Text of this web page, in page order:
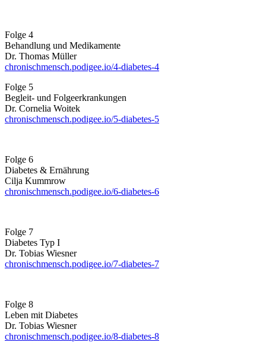
Folge 4
Behandlung und Medikamente
Dr. Thomas Müller
chronischmensch.podigee.io/4-diabetes-4
Folge 5
Begleit- und Folgeerkrankungen
Dr. Cornelia Woitek
chronischmensch.podigee.io/5-diabetes-5
Folge 6
Diabetes & Ernährung
Cilja Kummrow
chronischmensch.podigee.io/6-diabetes-6
Folge 7
Diabetes Typ I
Dr. Tobias Wiesner
chronischmensch.podigee.io/7-diabetes-7
Folge 8
Leben mit Diabetes
Dr. Tobias Wiesner
chronischmensch.podigee.io/8-diabetes-8